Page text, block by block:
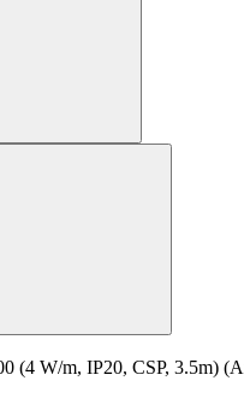
(4 W/m, IP20, CSP, 3.5m)